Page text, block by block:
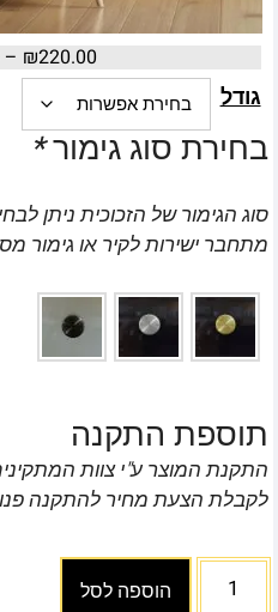
₪220.00
–
גודל
בחירת סוג גימור*
סוג הגימור של הזכוכית ניתן
מתחבר ישירות לקיר או גימור
תוספת התקנה
התקנת המוצר ע"י צוות
לקבלת הצעת מחיר להתקנה פנו
הוספה לסל